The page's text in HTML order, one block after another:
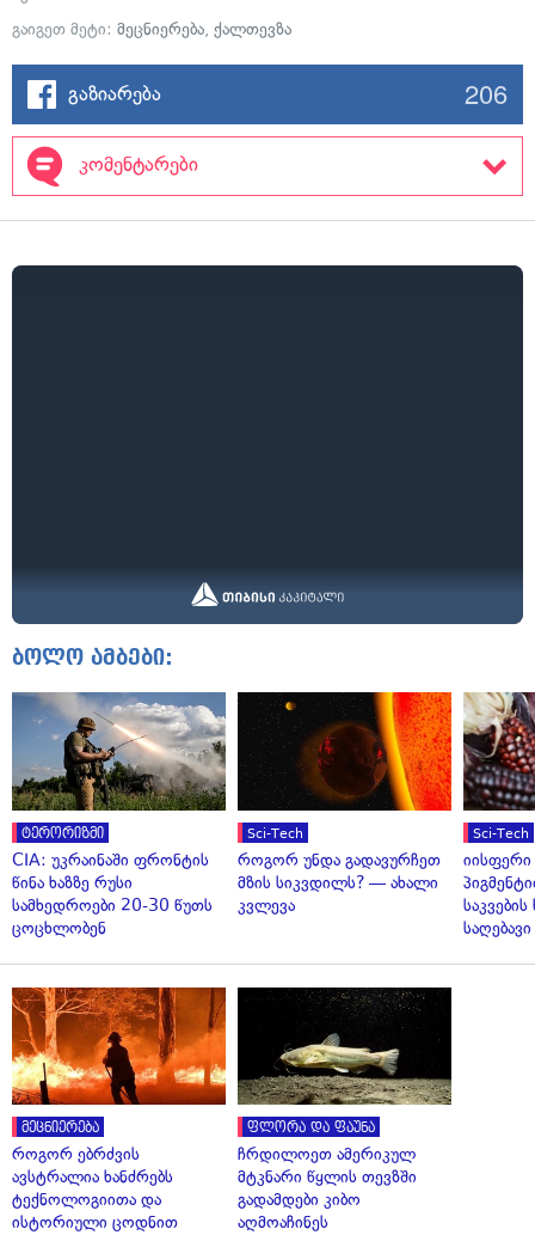
გაიგეთ მეტი: მეცნიერება, ქალთევზა
გაზიარება 206
კომენტარები
ბოლო ამბები:
ტერორიზმი
CIA: უკრაინაში ფრონტის
წინა ხაზზე რუსი
სამხედროები 20-30 წუთს
ცოცხლობენ
Sci-Tech
როგორ უნდა გადავურჩეთ
მზის სიკვდილს? — ახალი
კვლევა
Sci-Tech
იისფერი
მეცნიერება
როგორ ებრძვის
ავსტრალია ხანძრებს
ტექნოლოგიითა და
ისტორიული ცოდნით
ფლორა და ფაუნა
ჩრდილოეთ ამერიკულ
მტკნარი წყლის თევზში
გადამდები კიბო
აღმოაჩინეს